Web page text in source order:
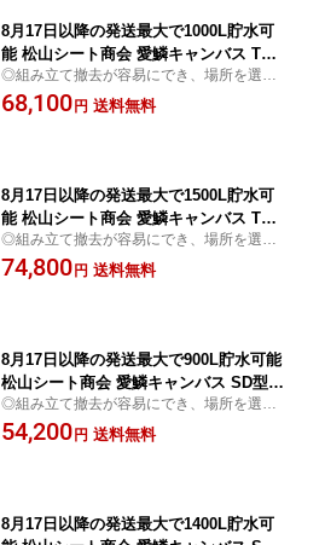
8月17日以降の発送最大で1000L貯水可
能 松山シート商会 愛鱗キャンバス TC
型 飛出防止ネット付送料無料 但、一部
地域除
◎組み立て撤去が容易にでき、場所を選ば
ずに水の一時貯水 常時貯水でも使用可
68,100 円 送料無料
8月17日以降の発送最大で1500L貯水可
能 松山シート商会 愛鱗キャンバス TB
型 飛出防止ネット付送料無料 但、一部
地域除
◎組み立て撤去が容易にでき、場所を選ば
ずに水の一時貯水 常時貯水でも使用可
74,800 円 送料無料
8月17日以降の発送最大で900L貯水可能
松山シート商会 愛鱗キャンバス SD型
飛出防止ネット付送料無料 但、一部地
域除
◎組み立て撤去が容易にでき、場所を選ば
ずに水の一時貯水 常時貯水でも使用可
54,200 円 送料無料
8月17日以降の発送最大で1400L貯水可